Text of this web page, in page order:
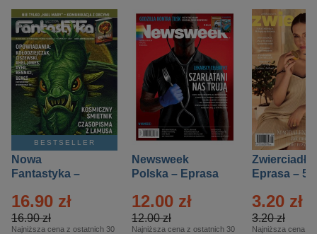
BESTSELLER
Nowa
Fantastyka –
16.90 zł
16.90 zł
Najniższa cena z ostatnich 30
Newsweek
Polska – Eprasa
12.00 zł
12.00 zł
Najniższa cena z ostatnich 30
Zwierciadło
Eprasa – 5/
3.20 zł
3.20 zł
Najniższa cena z